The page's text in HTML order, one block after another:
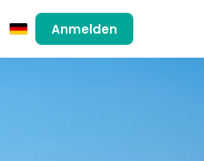
DeutschAnmelden